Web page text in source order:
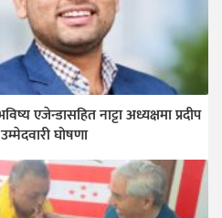
एजेन्डासहित नाट्टा अध्यक्षमा प्रदीप
घोषणा